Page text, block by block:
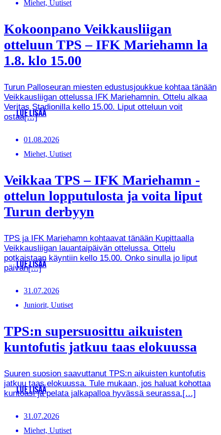
Miehet, Uutiset
Kokoonpano Veikkausliigan
otteluun TPS – IFK Mariehamn la
1.8. klo 15.00
Turun Palloseuran miesten edustusjoukkue kohtaa tänään
Veikkausliigan ottelussa IFK Mariehamnin. Ottelu alkaa
Veritas Stadionilla kello 15.00. Liput otteluun voit
ostaa[…]
LUE LISÄÄ
01.08.2026
Miehet, Uutiset
Veikkaa TPS – IFK Mariehamn -
ottelun lopputulosta ja voita liput
Turun derbyyn
TPS ja IFK Mariehamn kohtaavat tänään Kupittaalla
Veikkausliigan lauantaipäivän ottelussa. Ottelu
potkaistaan käyntiin kello 15.00. Onko sinulla jo liput
päivän[…]
LUE LISÄÄ
31.07.2026
Juniorit, Uutiset
TPS:n supersuosittu aikuisten
kuntofutis jatkuu taas elokuussa
Suuren suosion saavuttanut TPS:n aikuisten kuntofutis
jatkuu taas elokuussa. Tule mukaan, jos haluat kohottaa
kuntoasi ja pelata jalkapalloa hyvässä seurassa.[…]
LUE LISÄÄ
31.07.2026
Miehet, Uutiset